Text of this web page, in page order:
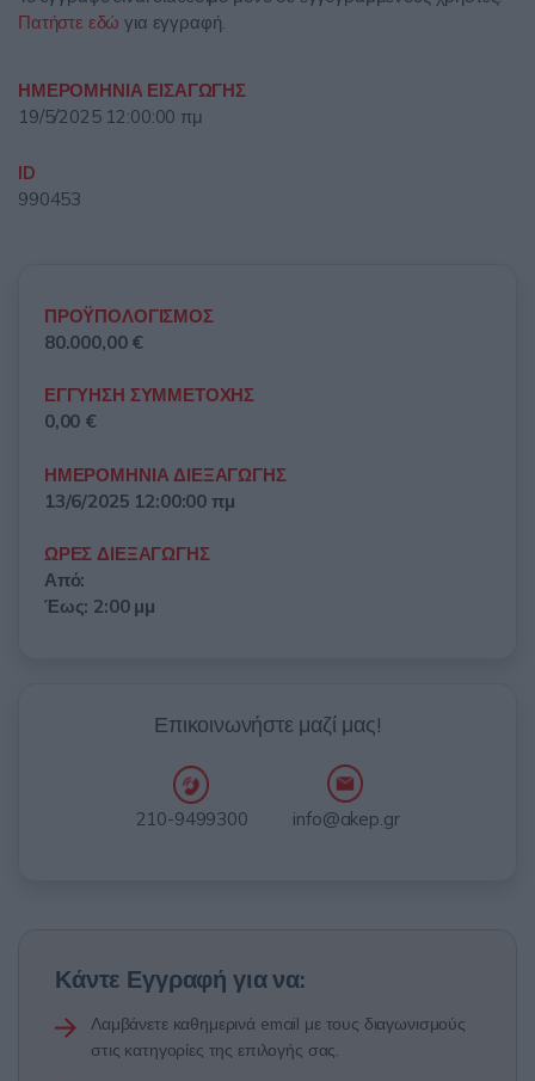
Πατήστε εδώ για εγγραφή.
ΗΜΕΡΟΜΗΝΙΑ ΕΙΣΑΓΩΓΗΣ
19/5/2025 12:00:00 πμ
ID
990453
ΠΡΟΫΠΟΛΟΓΙΣΜΟΣ
80.000,00 €
ΕΓΓΥΗΣΗ ΣΥΜΜΕΤΟΧΗΣ
0,00 €
ΗΜΕΡΟΜΗΝΙΑ ΔΙΕΞΑΓΩΓΗΣ
13/6/2025 12:00:00 πμ
ΩΡΕΣ ΔΙΕΞΑΓΩΓΗΣ
Από:
Έως: 2:00 μμ
Επικοινωνήστε μαζί μας!
210-9499300 info@akep.gr
Κάντε Εγγραφή για να:
Λαμβάνετε καθημερινά email με τους διαγωνισμούς
στις κατηγορίες της επιλογής σας.